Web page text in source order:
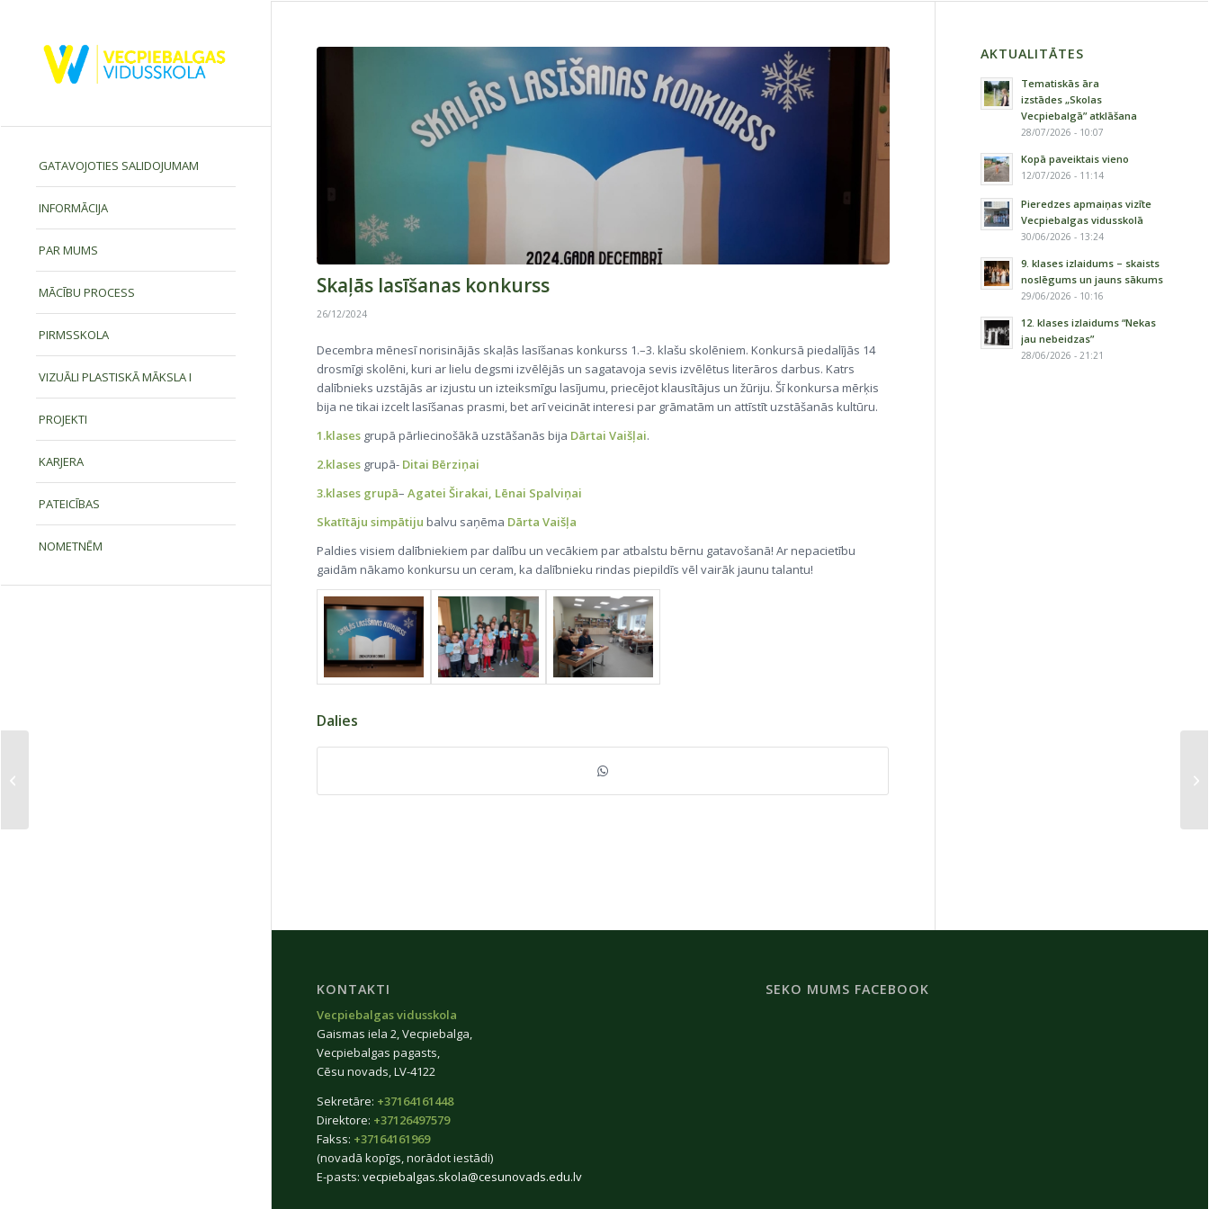
GATAVOJOTIES SALIDOJUMAM
INFORMĀCIJA
PAR MUMS
MĀCĪBU PROCESS
PIRMSSKOLA
VIZUĀLI PLASTISKĀ MĀKSLA I
PROJEKTI
KARJERA
PATEICĪBAS
NOMETNĒM
Skaļās lasīšanas konkurss
26/12/2024
Decembra mēnesī norisinājās skaļās lasīšanas konkurss 1.–3. klašu skolēniem. Konkursā piedalījās 14
drosmīgi skolēni, kuri ar lielu degsmi izvēlējās un sagatavoja sevis izvēlētus literāros darbus. Katrs
dalībnieks uzstājās ar izjustu un izteiksmīgu lasījumu, priecējot klausītājus un žūriju. Šī konkursa mērķis
bija ne tikai izcelt lasīšanas prasmi, bet arī veicināt interesi par grāmatām un attīstīt uzstāšanās kultūru.
1.klases grupā pārliecinošākā uzstāšanās bija Dārtai Vaišļai.
2.klases grupā- Ditai Bērziņai
3.klases grupā– Agatei Širakai, Lēnai Spalviņai
Skatītāju simpātiju balvu saņēma Dārta Vaišļa
Paldies visiem dalībniekiem par dalību un vecākiem par atbalstu bērnu gatavošanā! Ar nepacietību
gaidām nākamo konkursu un ceram, ka dalībnieku rindas piepildīs vēl vairāk jaunu talantu!
Dalies
AKTUALITĀTES
Tematiskās āra
izstādes „Skolas
Vecpiebalgā” atklāšana
28/07/2026 - 10:07
Kopā paveiktais vieno
12/07/2026 - 11:14
Pieredzes apmaiņas vizīte
Vecpiebalgas vidusskolā
30/06/2026 - 13:24
9. klases izlaidums – skaists
noslēgums un jauns sākums
29/06/2026 - 10:16
12. klases izlaidums “Nekas
jau nebeidzas”
28/06/2026 - 21:21
KONTAKTI
Vecpiebalgas vidusskola
Gaismas iela 2, Vecpiebalga,
Vecpiebalgas pagasts,
Cēsu novads, LV-4122
Sekretāre: +37164161448
Direktore: +37126497579
Fakss: +37164161969
(novadā kopīgs, norādot iestādi)
E-pasts: vecpiebalgas.skola@cesunovads.edu.lv
SEKO MUMS FACEBOOK